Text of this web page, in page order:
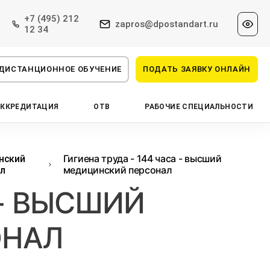
+7 (495) 212
12 34
zapros@dpostandart.ru
ОБУЧЕНИЕ ПОДАТЬ ЗАЯВКУ ОНЛАЙН
ОТВ РАБОЧИЕ СПЕЦИАЛЬНОСТИ
Гигиена труда - 144 часа - высший
медицинский персонал
ВЫСШИЙ